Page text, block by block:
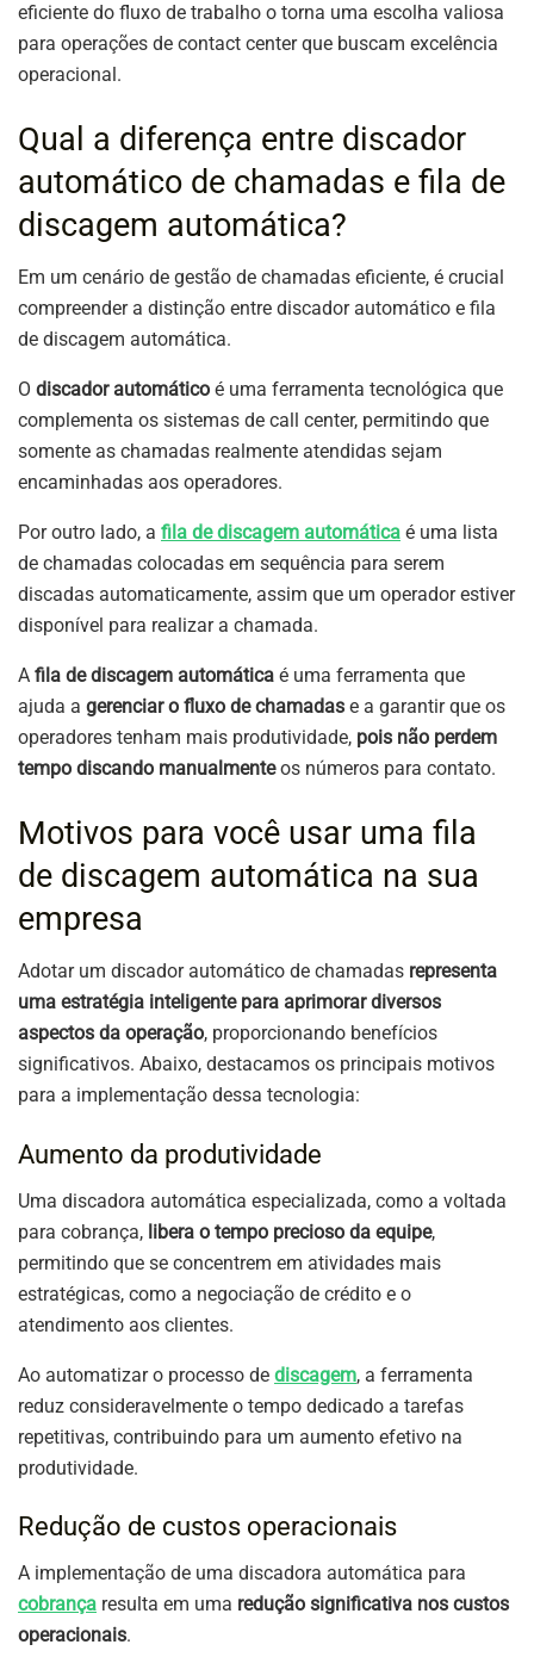
eficiente do fluxo de trabalho o torna uma escolha valiosa
para operações de contact center que buscam excelência
operacional.
Qual a diferença entre discador
automático de chamadas e fila de
discagem automática?
Em um cenário de gestão de chamadas eficiente, é crucial
compreender a distinção entre discador automático e fila
de discagem automática.
O discador automático é uma ferramenta tecnológica que
complementa os sistemas de call center, permitindo que
somente as chamadas realmente atendidas sejam
encaminhadas aos operadores.
Por outro lado, a fila de discagem automática é uma lista
de chamadas colocadas em sequência para serem
discadas automaticamente, assim que um operador estiver
disponível para realizar a chamada.
A fila de discagem automática é uma ferramenta que
ajuda a gerenciar o fluxo de chamadas e a garantir que os
operadores tenham mais produtividade, pois não perdem
tempo discando manualmenteos números para contato.
Motivos para você usar uma fila
de discagem automática na sua
empresa
Adotar um discador automático de chamadas representa
uma estratégia inteligente para aprimorar diversos
aspectos da operação, proporcionando benefícios
significativos. Abaixo, destacamos os principais motivos
para a implementação dessa tecnologia:
Aumento da produtividade
Uma discadora automática especializada, como a voltada
para cobrança, libera o tempo precioso da equipe,
permitindo que se concentrem em atividades mais
estratégicas, como a negociação de crédito e o
atendimento aos clientes.
Ao automatizar o processo de discagem, a ferramenta
reduz consideravelmente o tempo dedicado a tarefas
repetitivas, contribuindo para um aumento efetivo na
produtividade.
Redução de custos operacionais
A implementação de uma discadora automática para
cobrança resulta em uma redução significativa nos custos
operacionais.